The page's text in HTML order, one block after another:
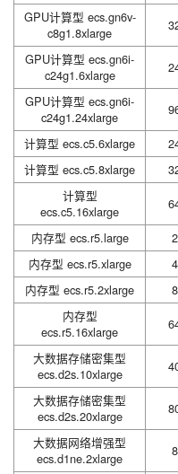
GPU计算型 ecs.gn6v-
c8g1.8xlarge
GPU计算型 ecs.gn6i-
c24g1.6xlarge
GPU计算型 ecs.gn6i-
c24g1.24xlarge
计算型 ecs.c5.6xlarge
计算型 ecs.c5.8xlarge
计算型
ecs.c5.16xlarge
内存型 ecs.r5.large
2
内存型 ecs.r5.xlarge
4
内存型 ecs.r5.2xlarge
8
内存型
ecs.r5.16xlarge
大数据存储密集型
ecs.d2s.10xlarge
大数据存储密集型
ecs.d2s.20xlarge
大数据网络增强型
ecs.d1ne.2xlarge
8